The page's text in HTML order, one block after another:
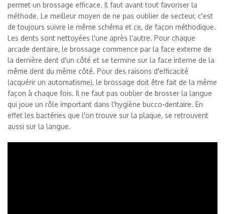
permet un brossage efficace. Il faut avant tout favoriser la
méthode. Le meilleur moyen de ne pas oublier de secteur, c'est
de toujours suivre le même schéma et ce, de façon méthodique.
Les dents sont nettoyées l'une après l'autre. Pour chaque
arcade dentaire, le brossage commence par la face externe de
la dernière dent d'un côté et se termine sur la face interne de la
même dent du même côté. Pour des raisons d'efficacité
(acquérir un automatisme), le brossage doit être fait de la même
façon à chaque fois. Il ne faut pas oublier de brosser la langue
qui joue un rôle important dans l'hygiène bucco-dentaire. En
effet les bactéries que l'on trouve sur la plaque, se retrouvent
aussi sur la langue.